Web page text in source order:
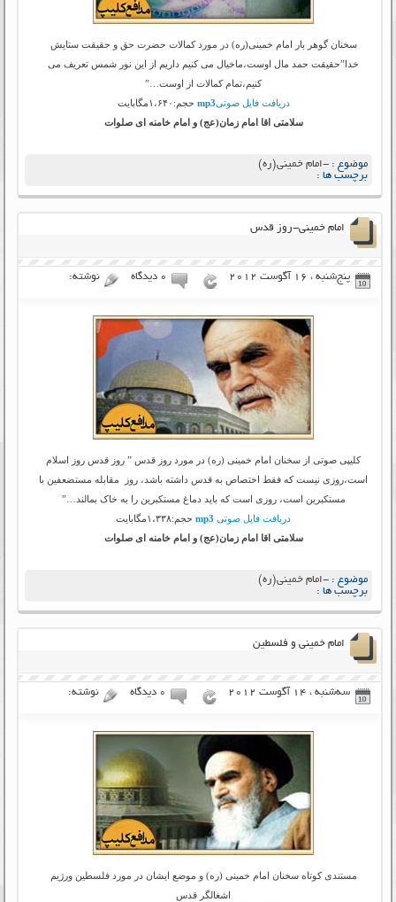
سخنان گوهر بار امام خمینی(ره) در مورد کمالات حضرت حق و حقیقت ستایش
خدا”حقیقت حمد مال اوست،ماخیال می کنیم داریم از این نور شمس تعریف می
کنیم،تمام کمالات از اوست…”
دریافت فایل صوتیmp3 حجم:۱،۶۴۰مگابایت
سلامتی اقا امام زمان(عج) و امام خامنه ای صلوات
موضوع :-امام خمینی(ره)
برچسب ها :
امام خمینی-روز قدس
پنج‌شنبه ، 16 آگوست 2012 ۰ دیدگاه نوشته:
کلیپی صوتی از سخنان امام خمینی (ره) در مورد روز قدس ” روز قدس روز اسلام
است،روزی نیست که فقط اختصاص به قدس داشته باشد، روز مقابله مستضعفین با
مستکبرین است، روزی است که باید دماغ مستکبرین را به خاک بمالند…”
دریافت فایل صوتیmp3
حجم:۱،۳۳۸مگابایت
سلامتی اقا امام زمان(عج) و امام خامنه ای صلوات
موضوع :-امام خمینی(ره)
برچسب ها :
امام خمینی و فلسطین
سه‌شنبه ، 14 آگوست 2012 ۰ دیدگاه نوشته:
مستندی کوتاه سخنان امام خمینی (ره) و موضع ایشان در مورد فلسطین ورژیم
اشغالگر قدس